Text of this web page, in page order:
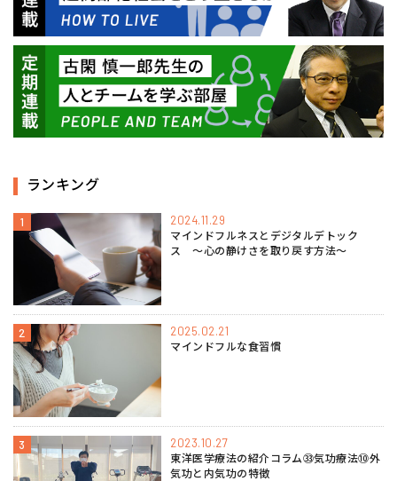
ランキング
1 2024.11.29
マインドフルネスとデジタルデトック
ス 〜心の静けさを取り戻す方法〜
2 2025.02.21
マインドフルな食習慣
3 2023.10.27
東洋医学療法の紹介コラム㉝気功療法⑩外
気功と内気功の特徴